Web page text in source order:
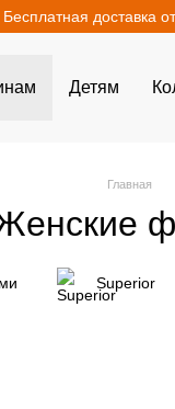
Бесплатная доставка
Детям
Главная
Superior